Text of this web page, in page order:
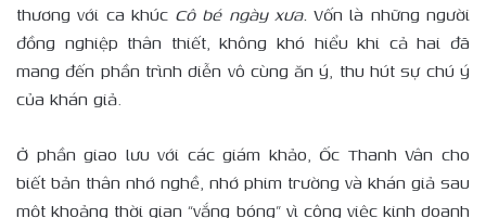
thương với ca khúc Cô bé ngày xưa.Vốn là những người
đồng nghiệp thân thiết, không khó hiểu khi cả hai đã
mang đến phần trình diễn vô cùng ăn ý, thu hút sự chú ý
của khán giả.
Ở phần giao lưu với các giám khảo, Ốc Thanh Vân cho
biết bản thân nhớ nghề, nhớ phim trường và khán giả sau
một khoảng thời gian “vắng bóng” vì công việc kinh doanh